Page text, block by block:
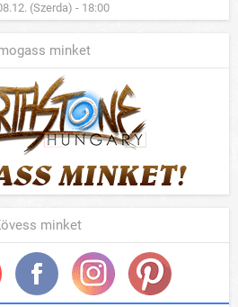
(Szerda) - 18:00
minket
minket